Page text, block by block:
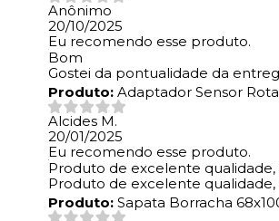
Anônimo
20/10/2025
Eu recomendo esse produto.
Bom
Gostei da pontualidade da
Produto: Adaptador Sensor
Alcides M.
20/01/2025
Eu recomendo esse produto.
Produto de excelente
Produto de excelente
Produto: Sapata Borracha